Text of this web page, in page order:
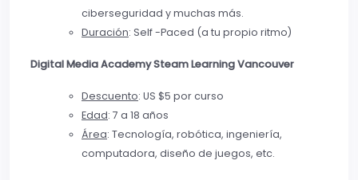
ciberseguridad y muchas más.
Duración: Self -Paced (a tu propio ritmo)
Digital Media Academy Steam Learning Vancouver
Descuento: US $5 por curso
Edad: 7 a 18 años
Área: Tecnología, robótica, ingeniería,
computadora, diseño de juegos, etc.